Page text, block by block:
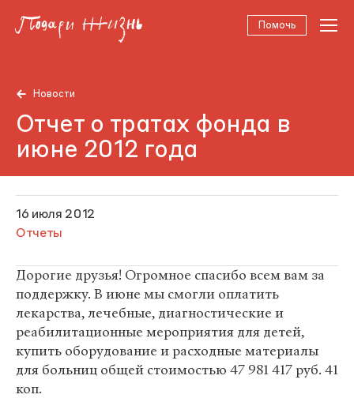
Помочь
Новости
Отчет о тратах фонда в
июне 2012 года
16 июля 2012
Отчеты
Дорогие друзья! Огромное спасибо всем вам за
поддержку. В июне мы смогли оплатить
лекарства, лечебные, диагностические и
реабилитационные мероприятия для детей,
купить оборудование и расходные материалы
для больниц общей стоимостью 47 981 417 руб. 41
коп.